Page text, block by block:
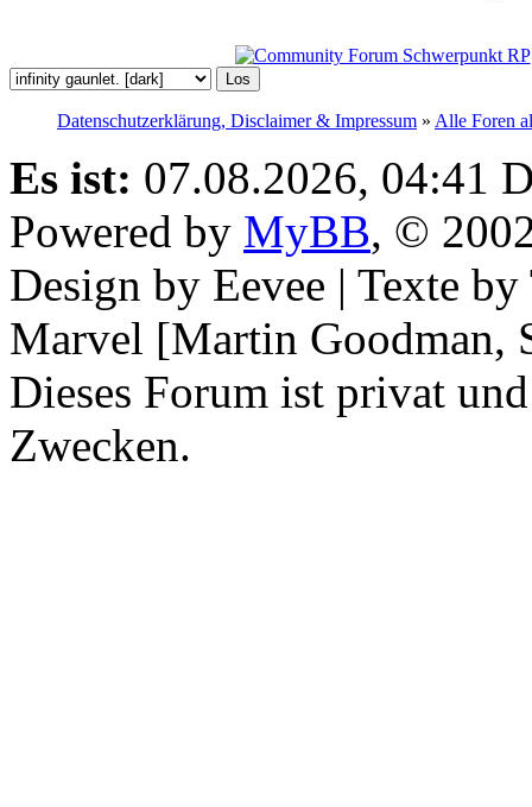
Datenschutzerklärung, Disclaimer & Impressum » Alle Foren
Es ist: 07.08.2026, 04:41
Powered by MyBB, ©
Design by Eevee | Texte
Marvel [Martin Goodman,
Dieses Forum ist privat
Zwecken.